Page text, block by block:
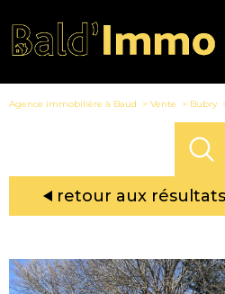
Agence immobilière à Baud Vente Bubry
retour aux résultats